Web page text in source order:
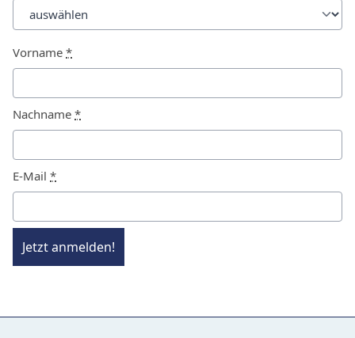
Vorname *
Nachname *
E-Mail *
Jetzt anmelden!